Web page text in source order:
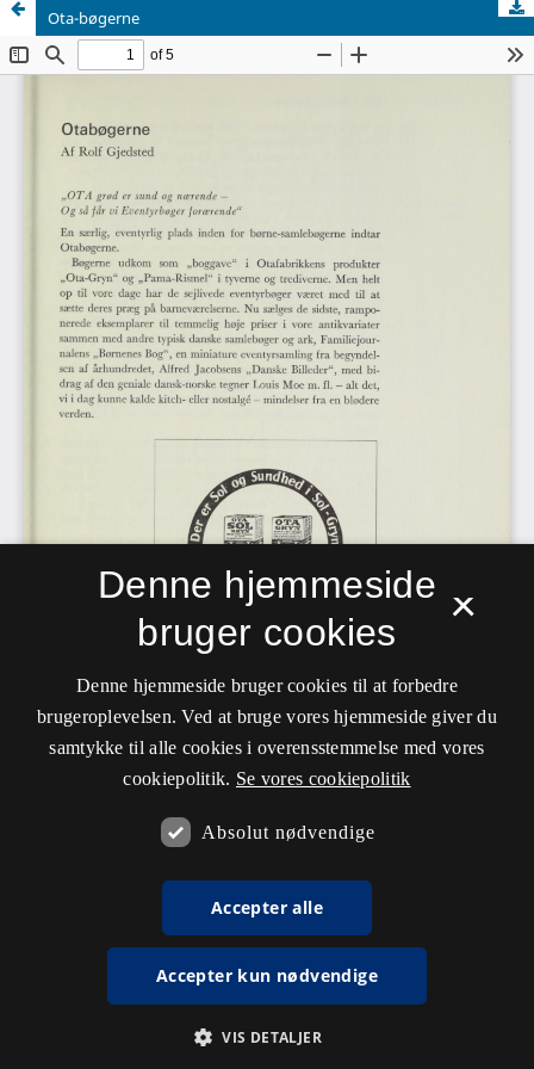
Ota-bøgerne
×
Denne hjemmeside
bruger cookies
Denne hjemmeside bruger cookies til at forbedre
brugeroplevelsen. Ved at bruge vores hjemmeside giver du
samtykke til alle cookies i overensstemmelse med vores
cookiepolitik. Se vores cookiepolitik
Absolut nødvendige
Accepter alle
Accepter kun nødvendige
VIS DETALJER